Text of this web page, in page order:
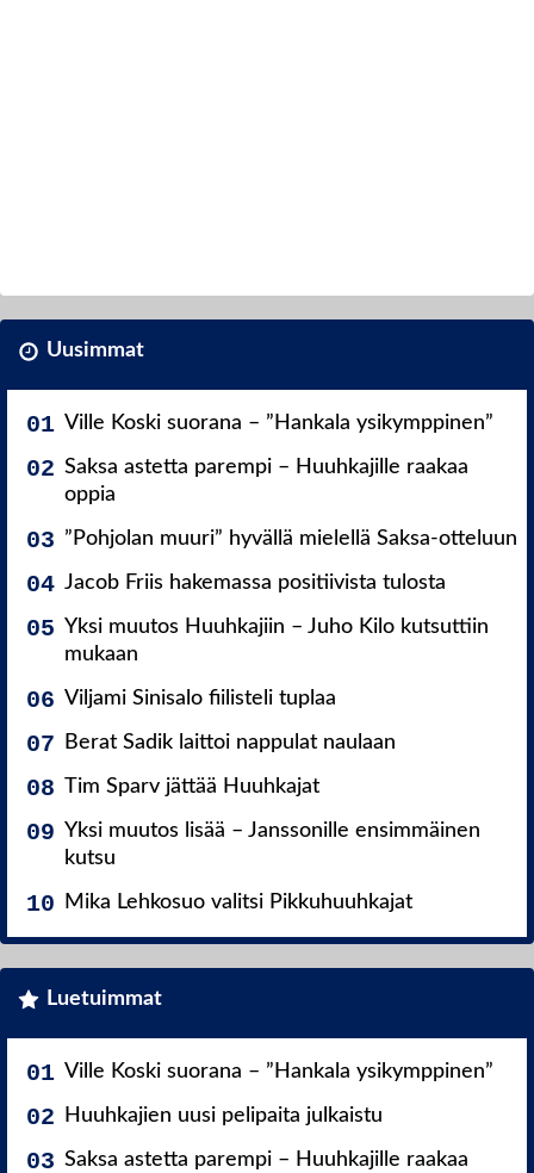
Uusimmat
Ville Koski suorana – ”Hankala ysikymppinen”
Saksa astetta parempi – Huuhkajille raakaa
oppia
”Pohjolan muuri” hyvällä mielellä Saksa-otteluun
Jacob Friis hakemassa positiivista tulosta
Yksi muutos Huuhkajiin – Juho Kilo kutsuttiin
mukaan
Viljami Sinisalo fiilisteli tuplaa
Berat Sadik laittoi nappulat naulaan
Tim Sparv jättää Huuhkajat
Yksi muutos lisää – Janssonille ensimmäinen
kutsu
Mika Lehkosuo valitsi Pikkuhuuhkajat
Luetuimmat
Ville Koski suorana – ”Hankala ysikymppinen”
Huuhkajien uusi pelipaita julkaistu
Saksa astetta parempi – Huuhkajille raakaa